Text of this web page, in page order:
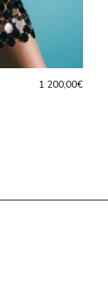
1 200,00€